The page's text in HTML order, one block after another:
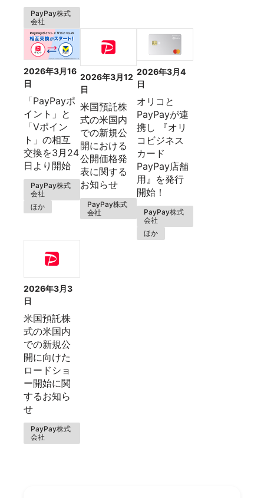
PayPay株式
会社
2026年3月16
日
「PayPayポ
イント」と
「Vポイン
ト」の相互
交換を3月24
日より開始
PayPay株式
会社
ほか
2026年3月12
日
米国預託株
式の米国内
での新規公
開における
公開価格発
表に関する
お知らせ
PayPay株式
会社
2026年3月4
日
オリコと
PayPayが連
携し 『オリ
コビジネス
カード
PayPay店舗
用』を発行
開始！
PayPay株式
会社
ほか
2026年3月3
日
米国預託株
式の米国内
での新規公
開に向けた
ロードショ
ー開始に関
するお知ら
せ
PayPay株式
会社